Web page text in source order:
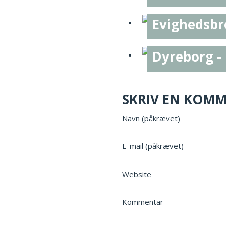
Dyreborg
SKRIV EN
Navn (påkrævet)
E-mail (påkrævet)
Website
Kommentar